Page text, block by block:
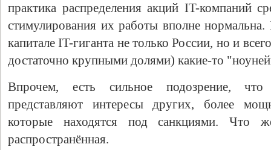
практика распределения акций IT-компаний
стимулирования их работы вполне
капитале IT-гиганта не только России, но и
достаточно крупными долями) какие-то
Впрочем, есть сильное подозрение, что
представляют интересы других, более
которые находятся под санкциями. Что
распространённая.